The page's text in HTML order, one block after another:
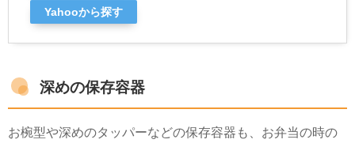
Yahooから探す
深めの保存容器
お椀型や深めのタッパーなどの保存容器も、お弁当の時の